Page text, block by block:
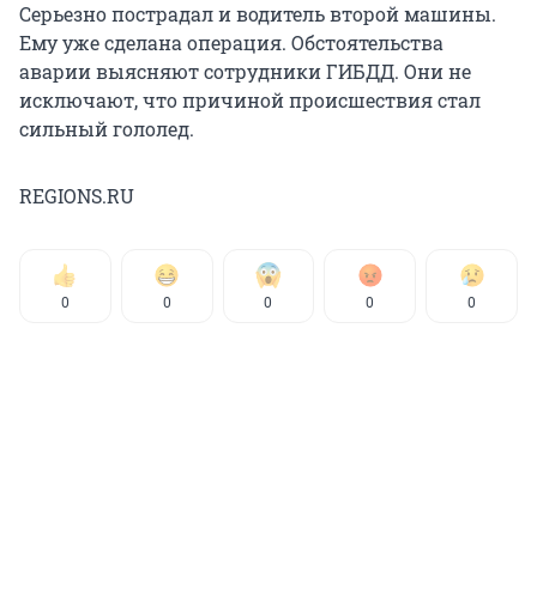
Серьезно пострадал и водитель второй машины.
Ему уже сделана операция. Обстоятельства
аварии выясняют сотрудники ГИБДД. Они не
исключают, что причиной происшествия стал
сильный гололед.
REGIONS.RU
0 0 0 0 0